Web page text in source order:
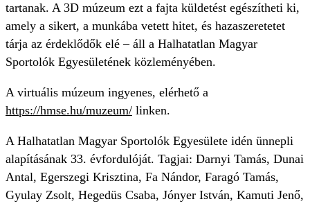
tartanak. A 3D múzeum ezt a fajta küldetést egészítheti ki,
amely a sikert, a munkába vetett hitet, és hazaszeretetet
tárja az érdeklődők elé – áll a Halhatatlan Magyar
Sportolók Egyesületének közleményében.
A virtuális múzeum ingyenes, elérhető a
https://hmse.hu/muzeum/ linken.
A Halhatatlan Magyar Sportolók Egyesülete idén ünnepli
alapításának 33. évfordulóját. Tagjai: Darnyi Tamás, Dunai
Antal, Egerszegi Krisztina, Fa Nándor, Faragó Tamás,
Gyulay Zsolt, Hegedüs Csaba, Jónyer István, Kamuti Jenő,